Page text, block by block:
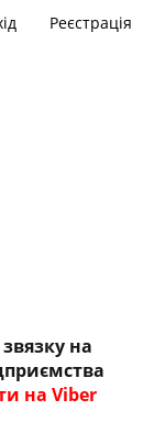
Реєстрація
звязку на
на Viber